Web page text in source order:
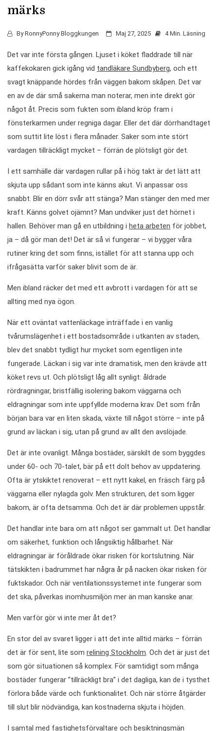
märks
ByRonnyPonny Bloggkungen Maj 27, 2025 4 Min. Läsning
Det var inte första gången. Ljuset i köket fladdrade till när
kaffekokaren gick igång vid tandläkare Sundbyberg, och ett
svagt knäppande hördes från väggen bakom skåpen. Det var
en av de där små sakerna man noterar, men inte direkt gör
något åt. Precis som fukten som ibland kröp fram i
fönsterkarmen under regniga dagar. Eller det där dörrhandtaget
som suttit lite löst i flera månader. Saker som inte stört
vardagen tillräckligt mycket – förrän de plötsligt gör det.
I ett samhälle där vardagen rullar på i hög takt är det lätt att
skjuta upp sådant som inte känns akut. Vi anpassar oss
snabbt. Blir en dörr svår att stänga? Man stänger den med mer
kraft. Känns golvet ojämnt? Man undviker just det hörnet i
hallen. Behöver man gå en utbildning i heta arbeten för jobbet,
ja – då gör man det! Det är så vi fungerar – vi bygger våra
rutiner kring det som finns, istället för att stanna upp och
ifrågasätta varför saker blivit som de är.
Men ibland räcker det med ett avbrott i vardagen för att se
allting med nya ögon.
När ett oväntat vattenläckage inträffade i en vanlig
tvårumslägenhet i ett bostadsområde i utkanten av staden,
blev det snabbt tydligt hur mycket som egentligen inte
fungerade. Läckan i sig var inte dramatisk, men den krävde att
köket revs ut. Och plötsligt låg allt synligt: åldrade
rördragningar, bristfällig isolering bakom väggarna och
eldragningar som inte uppfyllde moderna krav. Det som från
början bara var en liten skada, växte till något större – inte på
grund av läckan i sig, utan på grund av allt den avslöjade.
Det är inte ovanligt. Många bostäder, särskilt de som byggdes
under 60- och 70-talet, bär på ett dolt behov av uppdatering.
Ofta är ytskiktet renoverat – ett nytt kakel, en fräsch färg på
väggarna eller nylagda golv. Men strukturen, det som ligger
bakom, är ofta detsamma. Och det är där problemen uppstår.
Det handlar inte bara om att något ser gammalt ut. Det handlar
om säkerhet, funktion och långsiktig hållbarhet. När
eldragningar är föråldrade ökar risken för kortslutning. När
tätskikten i badrummet har några år på nacken ökar risken för
fuktskador. Och när ventilationssystemet inte fungerar som
det ska, påverkas inomhusmiljön mer än man kanske anar.
Men varför gör vi inte mer åt det?
En stor del av svaret ligger i att det inte alltid märks – förrän
det är för sent, lite som relining Stockholm. Och det är just det
som gör situationen så komplex. För samtidigt som många
bostäder fungerar ”tillräckligt bra” i det dagliga, kan de i tysthet
förlora både värde och funktionalitet. Och när större åtgärder
till slut blir nödvändiga, kan kostnaderna skjuta i höjden.
I samtal med fastighetsförvaltare och besiktningsmän